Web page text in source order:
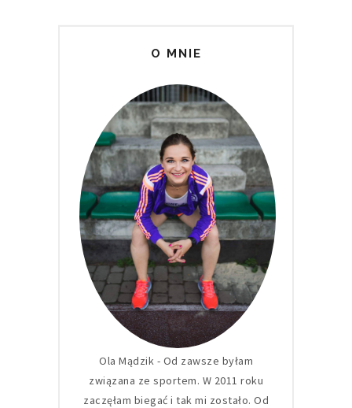
O MNIE
Ola Mądzik - Od zawsze byłam
związana ze sportem. W 2011 roku
zaczęłam biegać i tak mi zostało. Od